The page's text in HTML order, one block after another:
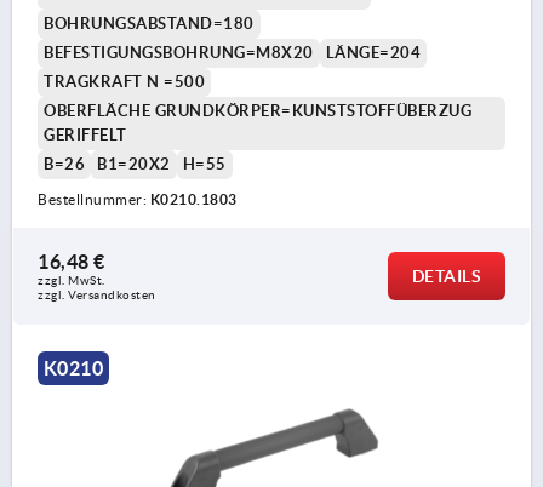
BOHRUNGSABSTAND=180
BEFESTIGUNGSBOHRUNG=M8X20
LÄNGE=204
TRAGKRAFT N =500
OBERFLÄCHE GRUNDKÖRPER=KUNSTSTOFFÜBERZUG
GERIFFELT
B=26
B1=20X2 H=55
Bestellnummer: K0210.1803
16,48 €
zzgl. MwSt.
zzgl. Versandkosten
DETAILS
K0210